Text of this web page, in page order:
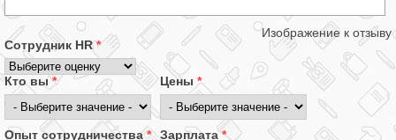
Изображение к отзыву
Сотрудник HR*
Кто вы* Цены *
Опыт сотрудничества* Зарплата*